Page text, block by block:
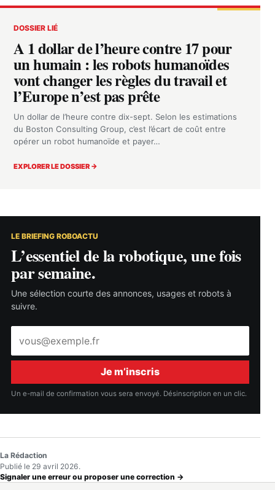
DOSSIER LIÉ
A 1 dollar de l’heure contre 17 pour
un humain : les robots humanoïdes
vont changer les règles du travail et
l’Europe n’est pas prête
Un dollar de l’heure contre dix-sept. Selon les estimations
du Boston Consulting Group, c’est l’écart de coût entre
opérer un robot humanoïde et payer…
EXPLORER LE DOSSIER →
LE BRIEFING ROBOACTU
L’essentiel de la robotique, une fois
par semaine.
Une sélection courte des annonces, usages et robots à
suivre.
mail
Je m’inscris
Un e-mail de confirmation vous sera envoyé. Désinscription en un clic.
La Rédaction
Publié le 29 avril 2026.
Signaler une erreur ou proposer une correction →